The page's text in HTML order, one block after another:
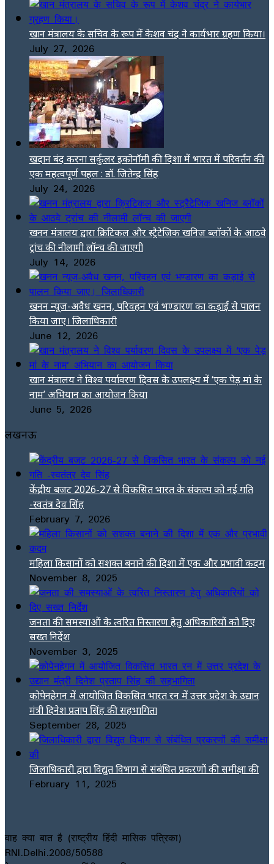
खान मंत्रालय के सचिव के रूप में केशव चंद्र ने कार्यभार ग्रहण किया।
July 27, 2026
खदान बंद करना सर्कुलर इकोनॉमी की दिशा में भारत में परिवर्तन की
एक महत्वपूर्ण पहल : डॉ. जितेन्द्र सिंह
July 24, 2026
खनन मंत्रालय द्वारा क्रिटिकल और स्ट्रैटेजिक खनिज ब्लॉकों के आठवे
ट्रांच की नीलामी लॉन्च की जाएगी
July 14, 2026
खनन न्यूज-अवैध खनन, परिवहन एवं भण्डारण का कड़ाई से पालन
किया जाए। जिलाधिकारी
June 12, 2026
खान मंत्रालय ने विश्व पर्यावरण दिवस के उपलक्ष्य में ‘एक पेड़ मां के
नाम’ अभियान का आयोजन किया
June 5, 2026
लखनऊ
केंद्रीय बजट 2026-27 से विकसित भारत के संकल्प को नई गति
-स्वतंत्र देव सिंह
February 7, 2026
महिला किसानों को सशक्त बनाने की दिशा में एक और प्रभावी कदम
November 8, 2025
जनता की समस्याओं के त्वरित निस्तारण हेतु अधिकारियों को दिए
सख्त निर्देश
November 3, 2025
कोपेनहेगन में आयोजित विकसित भारत रन में उत्तर प्रदेश के उद्यान
मंत्री दिनेश प्रताप सिंह की सहभागिता
September 28, 2025
जिलाधिकारी द्वारा विद्युत विभाग से संबंधित प्रकरणों की समीक्षा की
February 11, 2025
वाह क्या बात है (राष्ट्रीय हिंदी मासिक पत्रिका)
RNI.Delhi.2008/50588